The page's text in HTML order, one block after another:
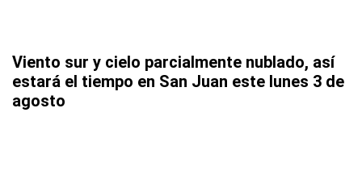
Viento sur y cielo parcialmente nublado, así
estará el tiempo en San Juan este lunes 3 de
agosto